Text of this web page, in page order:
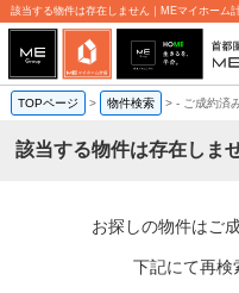
該当する物件は存在しません｜MEマイホーム
TOPページ > 物件検索 >- ご成約済
該当する物件は存在しま
お探しの物件はご
下記にて再検